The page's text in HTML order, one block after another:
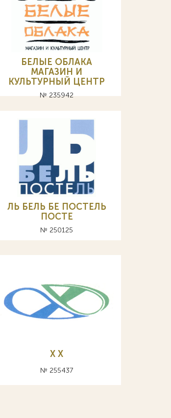
БЕЛЫЕ ОБЛАКА
МАГАЗИН И
КУЛЬТУРНЫЙ ЦЕНТР
№ 235942
ЛЬ БЕЛЬ БЕ ПОСТЕЛЬ
ПОСТЕ
№ 250125
Х X
№ 255437